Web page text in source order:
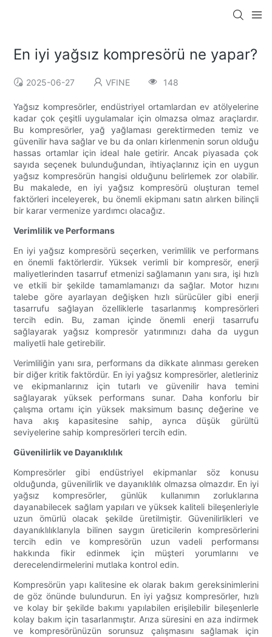
En iyi yağsız kompresörü ne yapar?
2025-06-27 VFINE 148
Yağsız kompresörler, endüstriyel ortamlardan ev atölyelerine
kadar çok çeşitli uygulamalar için olmazsa olmaz araçlardır.
Bu kompresörler, yağ yağlaması gerektirmeden temiz ve
güvenilir hava sağlar ve bu da onları kirlenmenin sorun olduğu
hassas ortamlar için ideal hale getirir. Ancak piyasada çok
sayıda seçenek bulunduğundan, ihtiyaçlarınız için en uygun
yağsız kompresörün hangisi olduğunu belirlemek zor olabilir.
Bu makalede, en iyi yağsız kompresörü oluşturan temel
faktörleri inceleyerek, bu önemli ekipmanı satın alırken bilinçli
bir karar vermenize yardımcı olacağız.
Verimlilik ve Performans
En iyi yağsız kompresörü seçerken, verimlilik ve performans
en önemli faktörlerdir. Yüksek verimli bir kompresör, enerji
maliyetlerinden tasarruf etmenizi sağlamanın yanı sıra, işi hızlı
ve etkili bir şekilde tamamlamanızı da sağlar. Motor hızını
talebe göre ayarlayan değişken hızlı sürücüler gibi enerji
tasarrufu sağlayan özelliklerle tasarlanmış kompresörleri
tercih edin. Bu, zaman içinde önemli enerji tasarrufu
sağlayarak yağsız kompresör yatırımınızı daha da uygun
maliyetli hale getirebilir.
Verimliliğin yanı sıra, performans da dikkate alınması gereken
bir diğer kritik faktördür. En iyi yağsız kompresörler, aletleriniz
ve ekipmanlarınız için tutarlı ve güvenilir hava temini
sağlayarak yüksek performans sunar. Daha konforlu bir
çalışma ortamı için yüksek maksimum basınç değerine ve
hava akış kapasitesine sahip, ayrıca düşük gürültü
seviyelerine sahip kompresörleri tercih edin.
Güvenilirlik ve Dayanıklılık
Kompresörler gibi endüstriyel ekipmanlar söz konusu
olduğunda, güvenilirlik ve dayanıklılık olmazsa olmazdır. En iyi
yağsız kompresörler, günlük kullanımın zorluklarına
dayanabilecek sağlam yapıları ve yüksek kaliteli bileşenleriyle
uzun ömürlü olacak şekilde üretilmiştir. Güvenilirlikleri ve
dayanıklılıklarıyla bilinen saygın üreticilerin kompresörlerini
tercih edin ve kompresörün uzun vadeli performansı
hakkında fikir edinmek için müşteri yorumlarını ve
derecelendirmelerini mutlaka kontrol edin.
Kompresörün yapı kalitesine ek olarak bakım gereksinimlerini
de göz önünde bulundurun. En iyi yağsız kompresörler, hızlı
ve kolay bir şekilde bakımı yapılabilen erişilebilir bileşenlerle
kolay bakım için tasarlanmıştır. Arıza süresini en aza indirmek
ve kompresörünüzün sorunsuz çalışmasını sağlamak için